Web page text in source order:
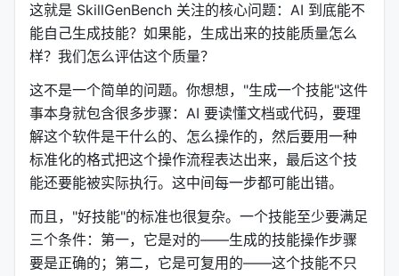
这就是 SkillGenBench 关注的核心问题：AI 到底能不
能自己生成技能？如果能，生成出来的技能质量怎么
样？我们怎么评估这个质量？
这不是一个简单的问题。你想想，"生成一个技能"这件
事本身就包含很多步骤：AI 要读懂文档或代码，要理
解这个软件是干什么的、怎么操作的，然后要用一种
标准化的格式把这个操作流程表达出来，最后这个技
能还要能被实际执行。这中间每一步都可能出错。
而且，"好技能"的标准也很复杂。一个技能至少要满足
三个条件：第一，它是对的——生成的技能操作步骤
要是正确的；第二，它是可复用的——这个技能不只